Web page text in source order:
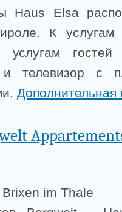
Haus Elsa
К услугам
услугам
телевизор с
im Thale